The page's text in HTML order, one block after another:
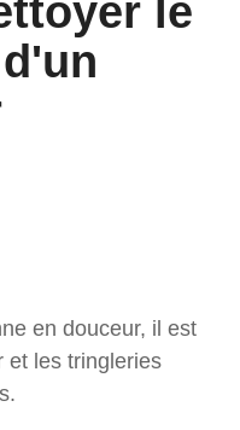
le
en douceur, il est
et les tringleries